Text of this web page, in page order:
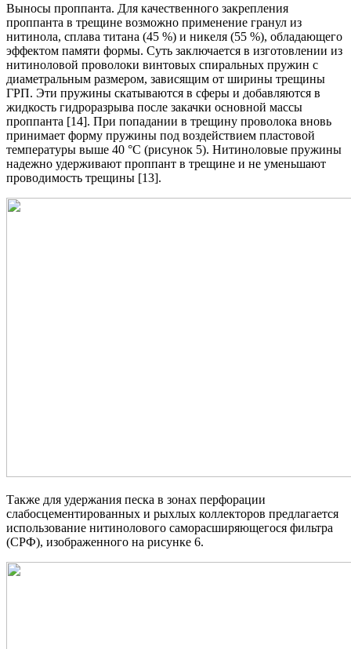
Выносы проппанта. Для качественного закрепления
проппанта в трещине возможно применение гранул из
нитинола, сплава титана (45 %) и никеля (55 %), обладающего
эффектом памяти формы. Суть заключается в изготовлении из
нитиноловой проволоки винтовых спиральных пружин с
диаметральным размером, зависящим от ширины трещины
ГРП. Эти пружины скатываются в сферы и добавляются в
жидкость гидроразрыва после закачки основной массы
проппанта [14]. При попадании в трещину проволока вновь
принимает форму пружины под воздействием пластовой
температуры выше 40 °С (рисунок 5). Нитиноловые пружины
надежно удерживают проппант в трещине и не уменьшают
проводимость трещины [13].
Также для удержания песка в зонах перфорации
слабосцементированных и рыхлых коллекторов предлагается
использование нитинолового саморасширяющегося фильтра
(СРФ), изображенного на рисунке 6.